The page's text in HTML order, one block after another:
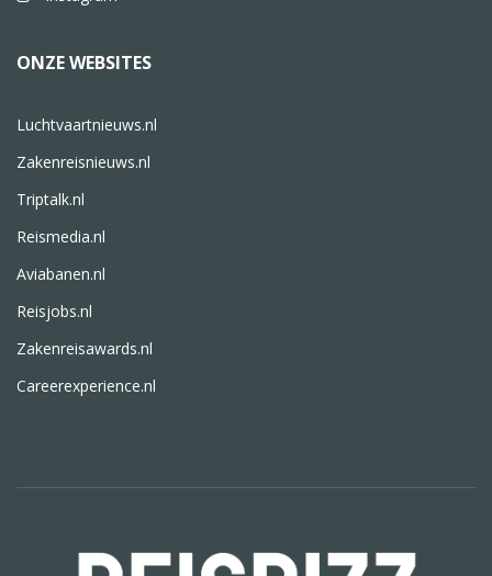
ONZE WEBSITES
Luchtvaartnieuws.nl
Zakenreisnieuws.nl
Triptalk.nl
Reismedia.nl
Aviabanen.nl
Reisjobs.nl
Zakenreisawards.nl
Careerexperience.nl